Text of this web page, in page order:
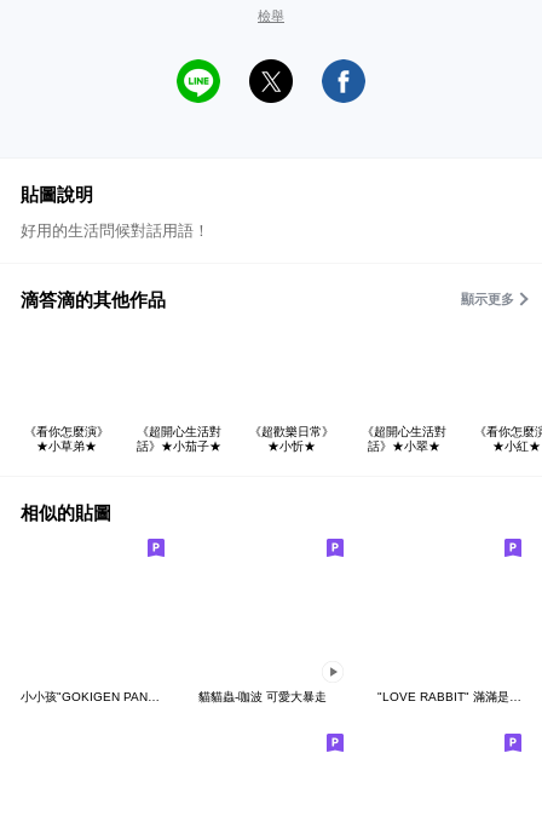
檢舉
貼圖說明
好用的生活問候對話用語！
滴答滴的其他作品 顯示更多
《看你怎麼演》
★小草弟★
《超開心生活對
話》★小茄子★
《超歡樂日常》
★小忻★
《超開心生活對
話》★小翠★
《看你怎麼
★小紅★
相似的貼圖
小小孩"GOKIGEN PANDA" 台灣版 貓貓蟲-咖波 可愛大暴走 "LOVE RABBIT" 滿滿是愛 台灣版